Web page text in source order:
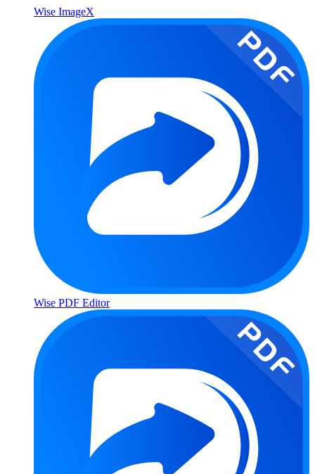
Wise ImageX
Wise PDF Editor